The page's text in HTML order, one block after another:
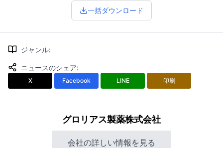
一括ダウンロード
ジャンル:
ニュースのシェア:
X Facebook LINE 印刷
グロリアス製薬株式会社
会社の詳しい情報を見る